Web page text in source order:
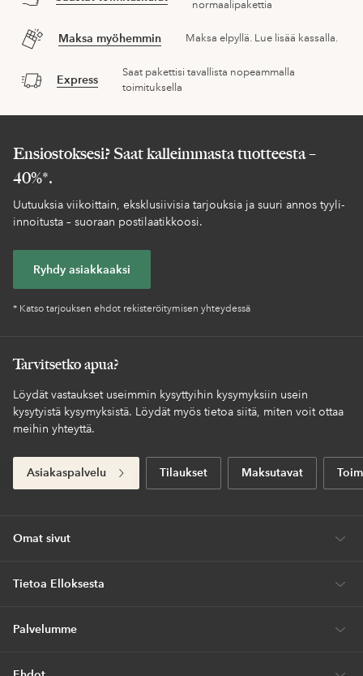
normaalipakettia
Maksa myöhemmin Maksa elpyllä. Lue lisää kassalla.
Express
Saat pakettisi tavallista nopeammalla
toimituksella
Ensiostoksesi? Saat kalleimmasta tuotteesta –
40%*.
Uutuuksia viikoittain, eksklusiivisia tarjouksia ja suuri annos tyyli-
innoitusta – suoraan postilaatikkoosi.
Ryhdy asiakkaaksi
* Katso tarjouksen ehdot rekisteröitymisen yhteydessä
Tarvitsetko apua?
Löydät vastaukset useimmin kysyttyihin kysymyksiin usein
kysytyistä kysymyksistä. Löydät myös tietoa siitä, miten voit ottaa
meihin yhteyttä.
Asiakaspalvelu Tilaukset Maksutavat
Omat sivut
Tietoa Elloksesta
Palvelumme